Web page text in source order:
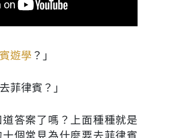
遊學 ？」
菲律賓？」
答案了嗎？上面種種就是
個常見為什麼要去菲律賓